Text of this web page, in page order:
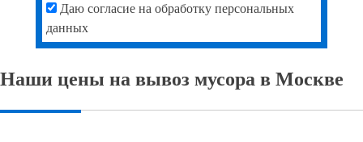
Даю согласие на обработку персональных
данных
Наши цены на вывоз мусора в Москве